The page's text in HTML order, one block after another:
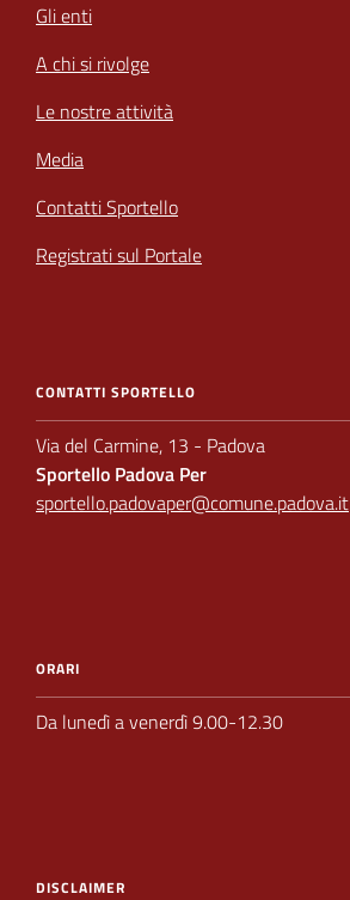
Gli enti
A chi si rivolge
Le nostre attività
Media
Contatti Sportello
Registrati sul Portale
CONTATTI SPORTELLO
Via del Carmine, 13 - Padova
Sportello Padova Per
sportello.padovaper@comune.padova.it
ORARI
Da lunedì a venerdì 9.00-12.30
DISCLAIMER